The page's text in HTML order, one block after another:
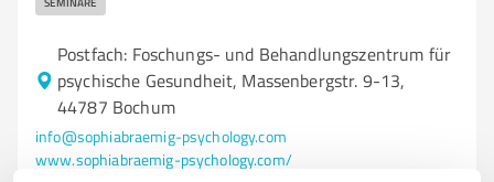
Postfach: Foschungs- und Behandlungszentrum für
psychische Gesundheit, Massenbergstr. 9-13,
44787 Bochum
info@sophiabraemig-psychology.com
www.sophiabraemig-psychology.com/